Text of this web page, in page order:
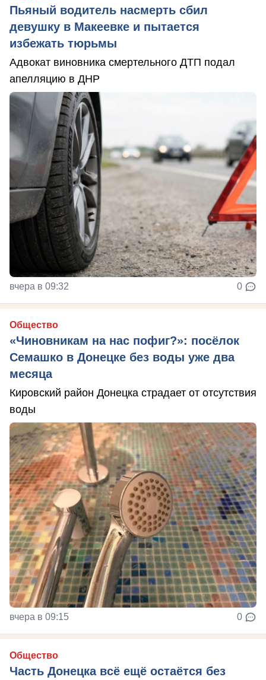
Пьяный водитель насмерть сбил
девушку в Макеевке и пытается
избежать тюрьмы
Адвокат виновника смертельного ДТП подал
апелляцию в ДНР
вчера в 09:32 0
Общество
«Чиновникам на нас пофиг?»: посёлок
Семашко в Донецке без воды уже два
месяца
Кировский район Донецка страдает от отсутствия
воды
вчера в 09:15 0
Общество
Часть Донецка всё ещё остаётся без